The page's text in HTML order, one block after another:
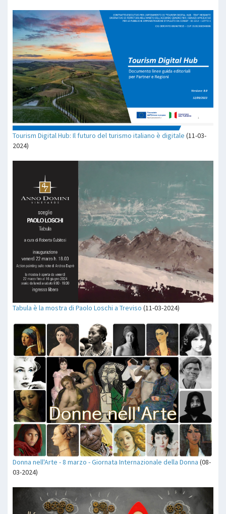
Tourism Digital Hub: Il futuro del turismo italiano è digitale (11-03-
2024)
Tabula è la mostra di Paolo Loschi a Treviso (11-03-2024)
Donna nell'Arte - 8 marzo - Giornata Internazionale della Donna (08-
03-2024)